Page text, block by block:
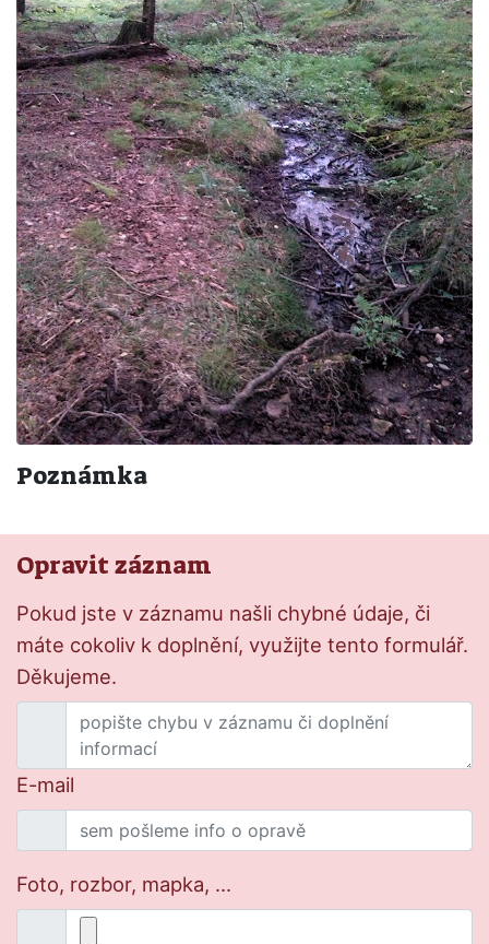
Poznámka
Opravit záznam
Pokud jste v záznamu našli chybné údaje, či
máte cokoliv k doplnění, využijte tento formulář.
Děkujeme.
E-mail
Foto, rozbor, mapka, ...